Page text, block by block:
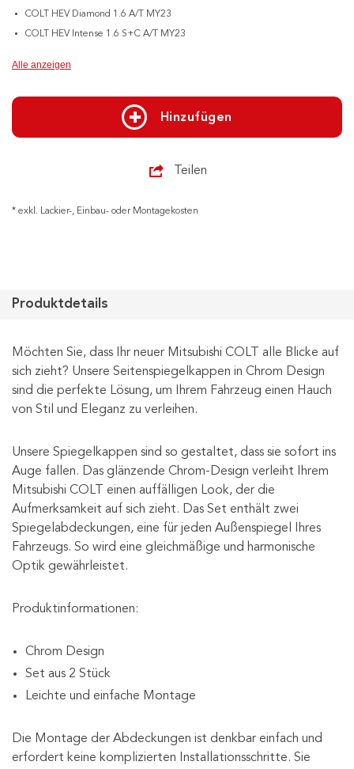
COLT HEV Diamond 1.6 A/T MY23
COLT HEV Intense 1.6 S+C A/T MY23
Alle anzeigen
Hinzufügen
Teilen
* exkl. Lackier-, Einbau- oder Montagekosten
Produktdetails
Möchten Sie, dass Ihr neuer Mitsubishi COLT alle Blicke auf
sich zieht? Unsere Seitenspiegelkappen in Chrom Design
sind die perfekte Lösung, um Ihrem Fahrzeug einen Hauch
von Stil und Eleganz zu verleihen.
Unsere Spiegelkappen sind so gestaltet, dass sie sofort ins
Auge fallen. Das glänzende Chrom-Design verleiht Ihrem
Mitsubishi COLT einen auffälligen Look, der die
Aufmerksamkeit auf sich zieht. Das Set enthält zwei
Spiegelabdeckungen, eine für jeden Außenspiegel Ihres
Fahrzeugs. So wird eine gleichmäßige und harmonische
Optik gewährleistet.
Produktinformationen:
Chrom Design
Set aus 2 Stück
Leichte und einfache Montage
Die Montage der Abdeckungen ist denkbar einfach und
erfordert keine komplizierten Installationsschritte. Sie